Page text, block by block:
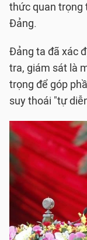
thức quan trọng
Đảng.
Đảng ta đã xác
tra, giám sát là
trọng để góp
suy thoái "tự